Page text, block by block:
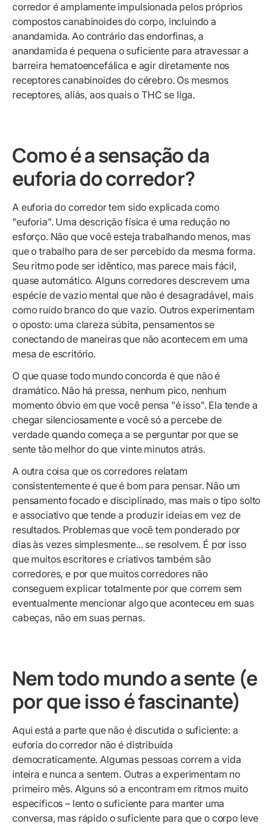
corredor é amplamente impulsionada pelos próprios
compostos canabinoides do corpo, incluindo a
anandamida. Ao contrário das endorfinas, a
anandamida é pequena o suficiente para atravessar a
barreira hematoencefálica e agir diretamente nos
receptores canabinoides do cérebro. Os mesmos
receptores, aliás, aos quais o THC se liga.
Como é a sensação da
euforia do corredor?
A euforia do corredor tem sido explicada como
"euforia". Uma descrição física é uma redução no
esforço. Não que você esteja trabalhando menos, mas
que o trabalho para de ser percebido da mesma forma.
Seu ritmo pode ser idêntico, mas parece mais fácil,
quase automático. Alguns corredores descrevem uma
espécie de vazio mental que não é desagradável, mais
como ruído branco do que vazio. Outros experimentam
o oposto: uma clareza súbita, pensamentos se
conectando de maneiras que não acontecem em uma
mesa de escritório.
O que quase todo mundo concorda é que não é
dramático. Não há pressa, nenhum pico, nenhum
momento óbvio em que você pensa "é isso". Ela tende a
chegar silenciosamente e você só a percebe de
verdade quando começa a se perguntar por que se
sente tão melhor do que vinte minutos atrás.
A outra coisa que os corredores relatam
consistentemente é que é bom para pensar. Não um
pensamento focado e disciplinado, mas mais o tipo solto
e associativo que tende a produzir ideias em vez de
resultados. Problemas que você tem ponderado por
dias às vezes simplesmente... se resolvem. É por isso
que muitos escritores e criativos também são
corredores, e por que muitos corredores não
conseguem explicar totalmente por que correm sem
eventualmente mencionar algo que aconteceu em suas
cabeças, não em suas pernas.
Nem todo mundo a sente (e
por que isso é fascinante)
Aqui está a parte que não é discutida o suficiente: a
euforia do corredor não é distribuída
democraticamente. Algumas pessoas correm a vida
inteira e nunca a sentem. Outras a experimentam no
primeiro mês. Alguns só a encontram em ritmos muito
específicos – lento o suficiente para manter uma
conversa, mas rápido o suficiente para que o corpo leve